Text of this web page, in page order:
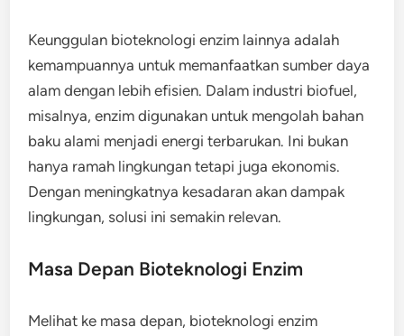
Keunggulan bioteknologi enzim lainnya adalah
kemampuannya untuk memanfaatkan sumber daya
alam dengan lebih efisien. Dalam industri biofuel,
misalnya, enzim digunakan untuk mengolah bahan
baku alami menjadi energi terbarukan. Ini bukan
hanya ramah lingkungan tetapi juga ekonomis.
Dengan meningkatnya kesadaran akan dampak
lingkungan, solusi ini semakin relevan.
Masa Depan Bioteknologi Enzim
Melihat ke masa depan, bioteknologi enzim